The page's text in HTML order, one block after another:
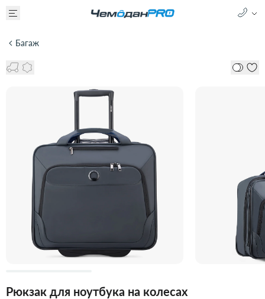
Багаж
Рюкзак для ноутбука на колесах